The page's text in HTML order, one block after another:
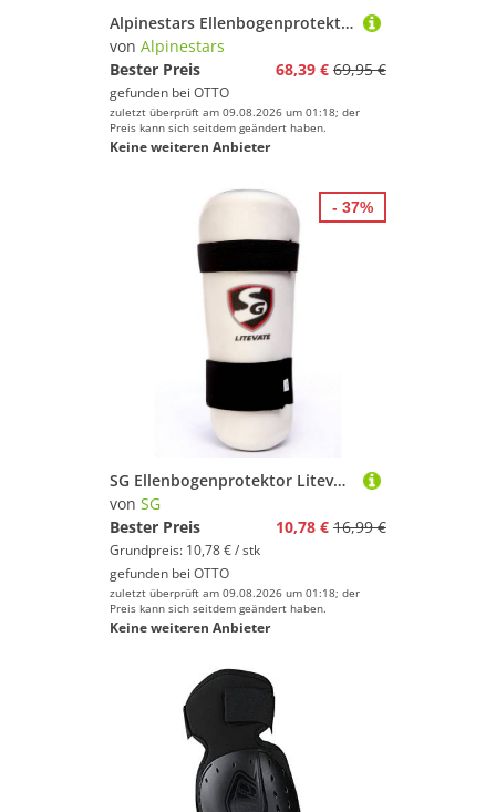
Alpinestars Ellenbogenprotektor Bionic Flex Ellbogenprotektoren, Atmungsaktiv protektoren
von Alpinestars
Bester Preis
68,39 € 69,95 €
gefunden bei OTTO
zuletzt überprüft am 09.08.2026 um 01:18; der
Preis kann sich seitdem geändert haben.
Keine weiteren Anbieter
SG Ellenbogenprotektor Litevate cricket Ellbogenschützer (Inhalt des Kartons: 1 x Ellbogenschutz, hervorragender Schutz und Komfort für die Ellenbogen), bietet Kricketspielern lang anhaltende Zuverlässigkeit und Schutz
von SG
Bester Preis
10,78 € 16,99 €
Grundpreis: 10,78 € / stk
gefunden bei OTTO
zuletzt überprüft am 09.08.2026 um 01:18; der
Preis kann sich seitdem geändert haben.
Keine weiteren Anbieter
- 37%